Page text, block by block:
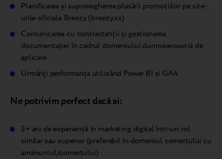
Planificarea și supravegherea plasării promoțiilor pe site-
urile oficiale Breezy (breezy.xx)
Comunicarea cu contractanții și gestionarea
documentației în cadrul domeniului dumneavoastră de
aplicare
Urmăriți performanța utilizând Power BI și GA4
Ne potrivim perfect dacă ai:
3+ ani de experiență în marketing digital într-un rol
similar sau superior (preferabil în domeniul comerțului cu
amănuntul/comerțului)